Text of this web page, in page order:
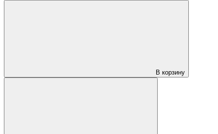
В корзину